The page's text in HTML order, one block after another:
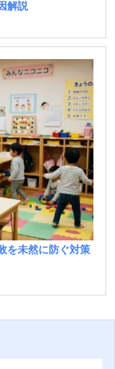
解説
を未然に防ぐ対策